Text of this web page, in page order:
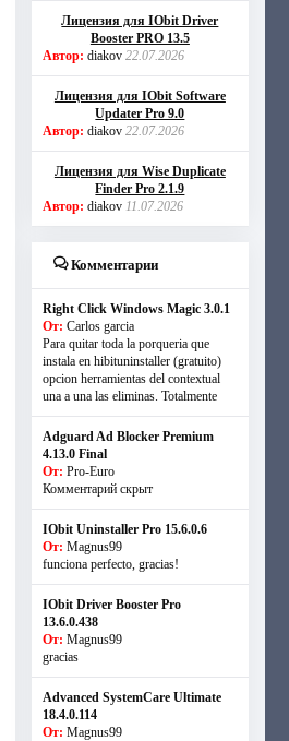
Лицензия для IObit Driver
Booster PRO 13.5
Автор: diakov 22.07.2026
Лицензия для IObit Software
Updater Pro 9.0
Автор: diakov 22.07.2026
Лицензия для Wise Duplicate
Finder Pro 2.1.9
Автор: diakov 11.07.2026
Комментарии
Right Click Windows Magic 3.0.1
От: Carlos garcia
Para quitar toda la porqueria que
instala en hibituninstaller (gratuito)
opcion herramientas del contextual
una a una las eliminas. Totalmente
Adguard Ad Blocker Premium
4.13.0 Final
От: Pro-Euro
Комментарий скрыт
IObit Uninstaller Pro 15.6.0.6
От: Magnus99
funciona perfecto, gracias!
IObit Driver Booster Pro
13.6.0.438
От: Magnus99
gracias
Advanced SystemCare Ultimate
18.4.0.114
От: Magnus99